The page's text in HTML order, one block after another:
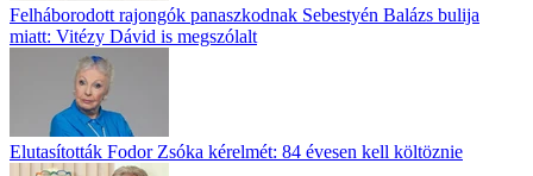
Felháborodott rajongók panaszkodnak Sebestyén Balázs bulija
miatt: Vitézy Dávid is megszólalt
Elutasították Fodor Zsóka kérelmét: 84 évesen kell költöznie